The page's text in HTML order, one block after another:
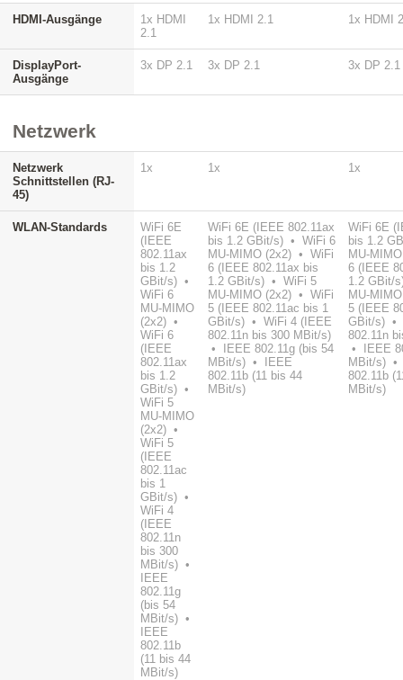
HDMI-Ausgänge
1x HDMI
2.1
1x HDMI 2.1 1x HDMI
DisplayPort-
Ausgänge
3x DP 2.1 3x DP 2.1 3x DP 2.1
Netzwerk
Netzwerk
Schnittstellen (RJ-
45)
1x 1x 1x
WLAN-Standards
WiFi 6E
(IEEE
802.11ax
bis 1.2
GBit/s) •
WiFi 6
MU-MIMO
(2x2) •
WiFi 6
(IEEE
802.11ax
bis 1.2
GBit/s) •
WiFi 5
MU-MIMO
(2x2) •
WiFi 5
(IEEE
802.11ac
bis 1
GBit/s) •
WiFi 4
(IEEE
802.11n
bis 300
MBit/s) •
IEEE
802.11g
(bis 54
MBit/s) •
IEEE
802.11b
(11 bis 44
MBit/s)
WiFi 6E (IEEE 802.11ax
bis 1.2 GBit/s) • WiFi 6
MU-MIMO (2x2) • WiFi
6 (IEEE 802.11ax bis
1.2 GBit/s) • WiFi 5
MU-MIMO (2x2) • WiFi
5 (IEEE 802.11ac bis 1
GBit/s) • WiFi 4 (IEEE
802.11n bis 300 MBit/s)
• IEEE 802.11g (bis 54
MBit/s) • IEEE
802.11b (11 bis 44
MBit/s)
WiFi 6E
bis 1.2
MU-
6 (IEEE
1.2 GBit/
MU-
5 (IEEE
GBit/s) •
802.11n
• IEEE
MBit/s) •
802.11b
MBit/s)